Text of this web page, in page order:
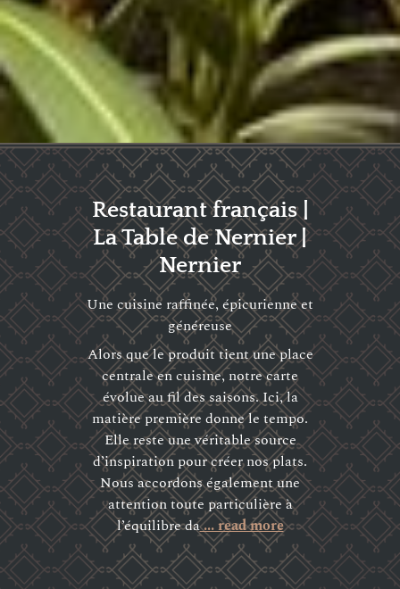
Restaurant français |
La Table de Nernier |
Nernier
Une cuisine raffinée, épicurienne et
généreuse
Alors que le produit tient une place
centrale en cuisine, notre carte
évolue au fil des saisons. Ici, la
matière première donne le tempo.
Elle reste une véritable source
d’inspiration pour créer nos plats.
Nous accordons également une
attention toute particulière à
l’équilibre da... read more